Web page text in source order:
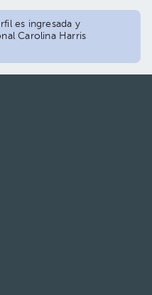
es ingresada y
Carolina Harris